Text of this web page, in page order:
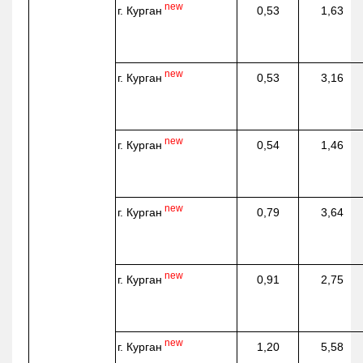
г. Курган new 0,53 1,63
г. Курган new 0,53 3,16
г. Курган new 0,54 1,46
г. Курган new 0,79 3,64
г. Курган new 0,91 2,75
г. Курган new 1,20 5,58